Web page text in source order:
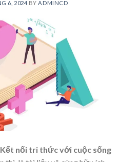
6, 2024 BY ADMINCD
Kết nối tri thức với cuộc sống